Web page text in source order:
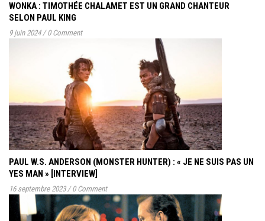
WONKA : TIMOTHÉE CHALAMET EST UN GRAND CHANTEUR
SELON PAUL KING
9 juin 2024 / 0 Comment
PAUL W.S. ANDERSON (MONSTER HUNTER) : « JE NE SUIS PAS UN
YES MAN » [INTERVIEW]
16 septembre 2023 / 0 Comment